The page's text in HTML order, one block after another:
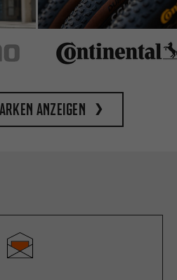
anzeigen